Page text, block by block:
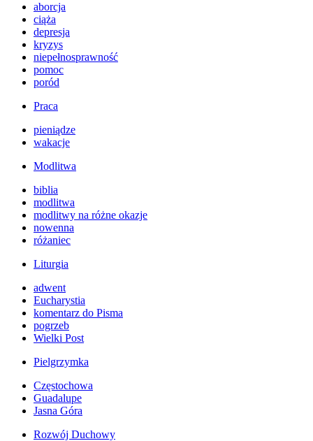
aborcja
ciąża
depresja
kryzys
niepełnosprawność
pomoc
poród
Praca
pieniądze
wakacje
Modlitwa
biblia
modlitwa
modlitwy na różne okazje
nowenna
różaniec
Liturgia
adwent
Eucharystia
komentarz do Pisma
pogrzeb
Wielki Post
Pielgrzymka
Częstochowa
Guadalupe
Jasna Góra
Rozwój Duchowy